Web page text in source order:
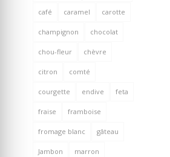
café caramel carotte
champignon chocolat
chou-fleur chèvre
citron comté
courgette endive feta
fraise framboise
fromage blanc gâteau
Jambon marron